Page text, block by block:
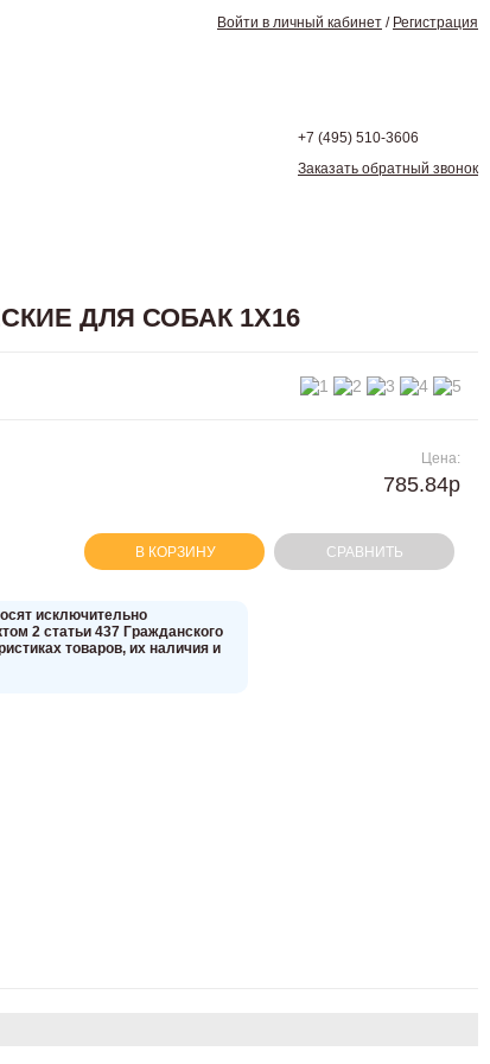
Войти в личный кабинет / Регистрация
+7 (495) 510-3606
Заказать обратный звонок
ДЛЯ СОБАК 1Х16
Цена:
785.84р
В КОРЗИНУ СРАВНИТЬ
исключитeльно
2 стaтьи 437 Граждaнского
товaров, их нaличия и